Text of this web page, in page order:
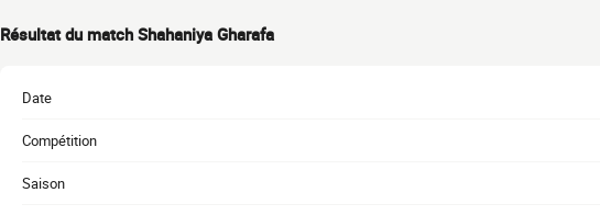
Résultat du match Shahaniya Gharafa
Date
Compétition
Saison